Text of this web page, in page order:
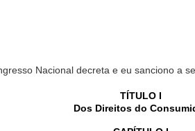
Nacional decreta e eu sanciono a
TÍTULO I
Dos Direitos do